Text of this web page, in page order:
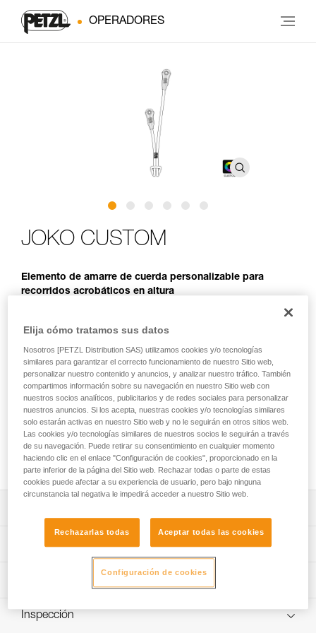
OPERADORES
JOKO CUSTOM
Elemento de amarre de cuerda personalizable para
recorridos acrobáticos en altura
completamente personalizable y destinado a los recorridos
acrobáticos en altura. Fácil de utilizar, permite unir el
dispositivo de conexión móvil al arnés. Sus puntas están
equipadas con una funda plástica que permite proteger las
costuras de la abrasión. El servicio Petzl Custom permite
personalizar el elemento de amarre escogiendo la versión
simple o doble, el color y la longitud. Permite elegir el tipo de
terminales y el tipo de conexión al arnés. Se pueden
preinstalar poleas TRAC y conectores para una solución lista
para utilizar.
Elemento de amarre de cuerda fácil de utilizar y duradero
- Permite unir el dispositivo de conexión móvil al arnés.
- Marcado de identificación individual en la funda plástica
para controlar el equipo a lo largo de su vida útil.
Características técnicas
Materiales: Poliéster y poliuretano termoplástico (TPU)
Características por referencia
Descargar el pdf technical-notice-JOKO-JOKO-ADJUST-
Inspección
Elija cómo tratamos sus datos
Nosotros [PETZL Distribution SAS) utilizamos cookies y/o tecnologías
similares para garantizar el correcto funcionamiento de nuestro Sitio web,
personalizar nuestro contenido y anuncios, y analizar nuestro tráfico. También
compartimos información sobre su navegación en nuestro Sitio web con
nuestros socios analíticos, publicitarios y de redes sociales para personalizar
nuestros anuncios. Si los acepta, nuestras cookies y/o tecnologías similares
solo estarán activas en nuestro Sitio web y no le seguirán en otros sitios web.
Las cookies y/o tecnologías similares de nuestros socios le seguirán a través
de su navegación. Puede retirar su consentimiento en cualquier momento
haciendo clic en el enlace "Configuración de cookies", proporcionado en la
parte inferior de la página del Sitio web. Rechazar todas o parte de estas
cookies puede afectar a su experiencia de usuario, pero bajo ninguna
circunstancia tal negativa le impedirá acceder a nuestro Sitio web.
Rechazarlas todas Aceptar todas las cookies
Configuración de cookies